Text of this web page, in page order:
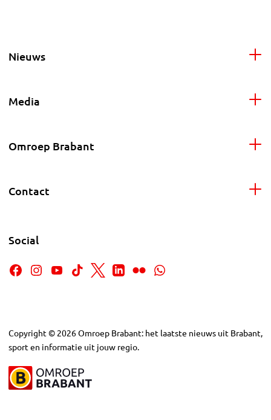
Nieuws
Media
Omroep Brabant
Contact
Social
Copyright © 2026Omroep Brabant: het laatste nieuws uit Brabant,
sport en informatie uit jouw regio.